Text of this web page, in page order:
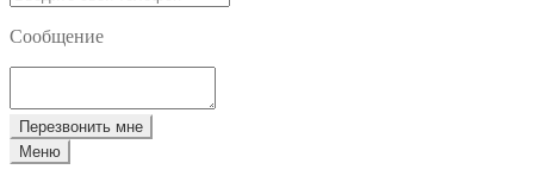
Сообщение
Перезвонить мне
Меню